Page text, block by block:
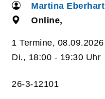
Martina Eberhart
Online,
1 Termine, 08.09.2026
Di., 18:00 - 19:30 Uhr
26-3-12101